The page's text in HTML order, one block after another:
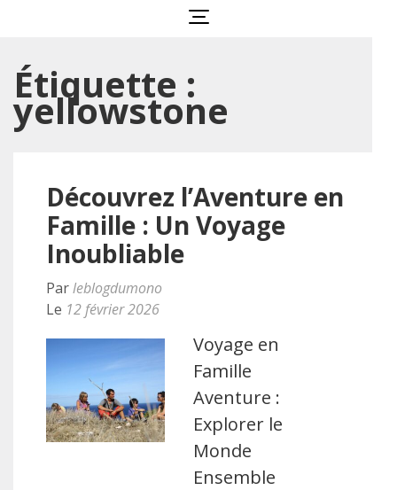
Étiquette :
yellowstone
Découvrez l’Aventure en
Famille : Un Voyage
Inoubliable
Parleblogdumono
Le 12 février 2026
Voyage en
Famille
Aventure :
Explorer le
Monde
Ensemble